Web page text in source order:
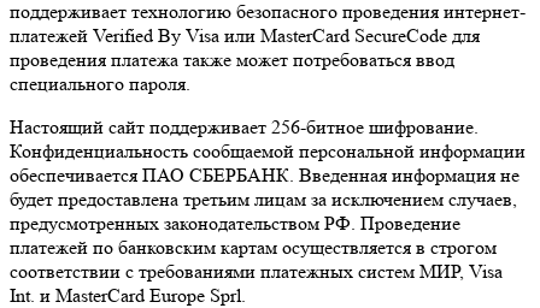
поддерживает технологию безопасного проведения интернет-
платежей Verified By Visa или MasterCard SecureCode для
проведения платежа также может потребоваться ввод
специального пароля.
Настоящий сайт поддерживает 256-битное шифрование.
Конфиденциальность сообщаемой персональной информации
обеспечивается ПАО СБЕРБАНК. Введенная информация не
будет предоставлена третьим лицам за исключением случаев,
предусмотренных законодательством РФ. Проведение
платежей по банковским картам осуществляется в строгом
соответствии с требованиями платежных систем МИР, Visa
Int. и MasterCard Europe Sprl.